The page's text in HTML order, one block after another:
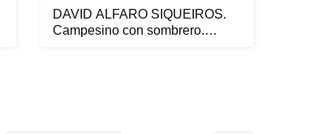
DAVID ALFARO SIQUEIROS.
Campesino con sombrero.